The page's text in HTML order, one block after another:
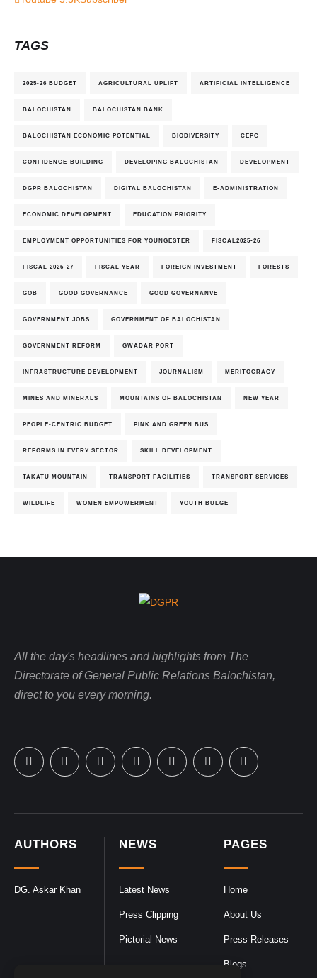
TAGS
2025-26 BUDGET AGRICULTURAL UPLIFT ARTIFICIAL INTELLIGENCE
BALOCHISTAN BALOCHISTAN BANK
BALOCHISTAN ECONOMIC POTENTIAL BIODIVERSITY CEPC
CONFIDENCE-BUILDING DEVELOPING BALOCHISTAN DEVELOPMENT
DGPR BALOCHISTAN DIGITAL BALOCHISTAN E-ADMINISTRATION
ECONOMIC DEVELOPMENT EDUCATION PRIORITY
EMPLOYMENT OPPORTUNITIES FOR YOUNGESTER FISCAL2025-26
FISCAL 2026-27 FISCAL YEAR FOREIGN INVESTMENT FORESTS
GOB GOOD GOVERNANCE GOOD GOVERNANVE
GOVERNMENT JOBS GOVERNMENT OF BALOCHISTAN
GOVERNMENT REFORM GWADAR PORT
INFRASTRUCTURE DEVELOPMENT JOURNALISM MERITOCRACY
MINES AND MINERALS MOUNTAINS OF BALOCHISTAN NEW YEAR
PEOPLE-CENTRIC BUDGET PINK AND GREEN BUS
REFORMS IN EVERY SECTOR SKILL DEVELOPMENT
TAKATU MOUNTAIN TRANSPORT FACILITIES TRANSPORT SERVICES
WILDLIFE WOMEN EMPOWERMENT YOUTH BULGE
PAGES
Home
About Us
Press Releases
Blogs
NEWS
Latest News
Press Clipping
Pictorial News
AUTHORS
DG. Askar Khan
All the day's headlines and highlights from The
Directorate of General Public Relations Balochistan,
direct to you every morning.